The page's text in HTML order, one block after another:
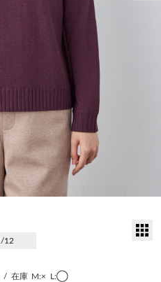
/12
/ 在庫 M:× L:◯